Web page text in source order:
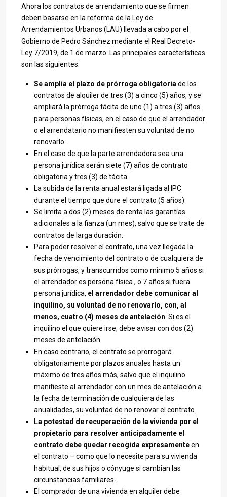
Ahora los contratos de arrendamiento que se firmen
deben basarse en la reforma de la Ley de
Arrendamientos Urbanos (LAU) llevada a cabo por el
Gobierno de Pedro Sánchez mediante el Real Decreto-
Ley 7/2019, de 1 de marzo. Las principales características
son las siguientes:
Se amplia el plazo de prórroga obligatoria de los
contratos de alquiler de tres (3) a cinco (5) años, y se
ampliará la prórroga tácita de uno (1) a tres (3) años
para personas físicas, en el caso de que el arrendador
o el arrendatario no manifiesten su voluntad de no
renovarlo.
En el caso de que la parte arrendadora sea una
persona jurídica serán siete (7) años de contrato
obligatoria y tres (3) de tácita.
La subida de la renta anual estará ligada al IPC
durante el tiempo que dure el contrato (5 años).
Se limita a dos (2) meses de renta las garantías
adicionales a la fianza (un mes), salvo que se trate de
contratos de larga duración.
Para poder resolver el contrato, una vez llegada la
fecha de vencimiento del contrato o de cualquiera de
sus prórrogas, y transcurridos como mínimo 5 años si
el arrendador es persona física , o 7 años si fuera
persona jurídica, el arrendador debe comunicar al
inquilino, su voluntad de no renovarlo, con, al
menos, cuatro (4) meses de antelación . Si es el
inquilino el que quiere irse, debe avisar con dos (2)
meses de antelación.
En caso contrario, el contrato se prorrogará
obligatoriamente por plazos anuales hasta un
máximo de tres años más, salvo que el inquilino
manifieste al arrendador con un mes de antelación a
la fecha de terminación de cualquiera de las
anualidades, su voluntad de no renovar el contrato.
La potestad de recuperación de la vivienda por el
propietario para resolver anticipadamente el
contrato debe quedar recogida expresamenteen
el contrato – como que lo necesite para su vivienda
habitual, de sus hijos o cónyuge si cambian las
circunstancias familiares-.
El comprador de una vivienda en alquiler debe